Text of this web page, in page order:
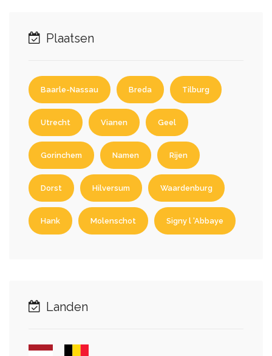
Plaatsen
Baarle-Nassau Breda Tilburg
Utrecht Vianen Geel
Gorinchem Namen Rijen
Dorst Hilversum Waardenburg
Hank Molenschot Signy l 'Abbaye
Landen